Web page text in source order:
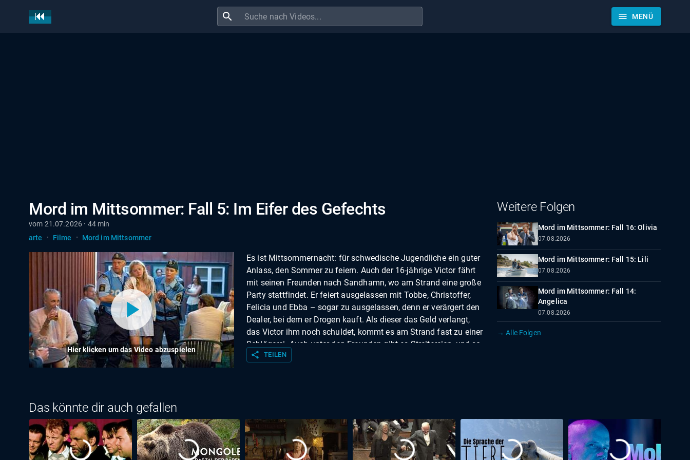
search menu MENÜ
Mord im Mittsommer: Fall 5: Im Eifer des Gefechts
vom 21.07.2026 · 44 min
arte
· Filme · Mord im Mittsommer
Hier klicken um das Video abzuspielen
Es ist Mittsommernacht: für schwedische Jugendliche ein guter
Anlass, den Sommer zu feiern. Auch der 16-jährige Victor fährt
mit seinen Freunden nach Sandhamn, wo am Strand eine große
Party stattfindet. Er feiert ausgelassen mit Tobbe, Christoffer,
Felicia und Ebba – sogar zu ausgelassen, denn er verärgert den
Dealer, bei dem er Drogen kauft. Als dieser das Geld verlangt,
das Victor ihm noch schuldet, kommt es am Strand fast zu einer
Schlägerei. Auch unter den Freunden gibt es Streitereien, und so
verabschiedet sich die Hälfte der Gruppe auf eine andere
auch ihre Freundin Ebba wiederfindet. Nora Linde wird von ihrer
Ex-Schwiegermutter gebeten, die beiden Mädchen eine Weile bei
sich unterzubringen. Auch für Noras neuen Freund Jonas lief die
Mittsommernacht nicht wie geplant: Seine 14-jährige Tochter
share TEILEN
Weitere Folgen
Mord im Mittsommer: Fall 16: Olivia
07.08.2026
Mord im Mittsommer: Fall 15: Lili
07.08.2026
Mord im Mittsommer: Fall 14:
Angelica
07.08.2026
→ Alle Folgen
Das könnte dir auch gefallen